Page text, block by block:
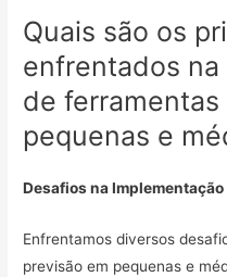
Quais são os
enfrentados
de
pequenas e
Desafios na
Enfrentamos diversos
previsão em pequenas e